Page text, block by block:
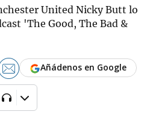
United Nicky Butt lo
'The Good, The Bad &
Añádenos en Google